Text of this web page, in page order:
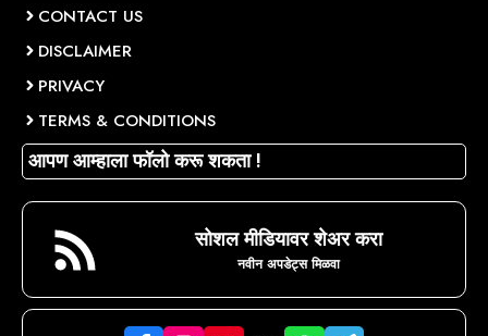
CONTACT US
DISCLAIMER
PRIVACY
TERMS & CONDITIONS
आपण आम्हाला फॉलो करू शकता !
सोशल मीडियावर शेअर करा
नवीन अपडेट्स मिळवा